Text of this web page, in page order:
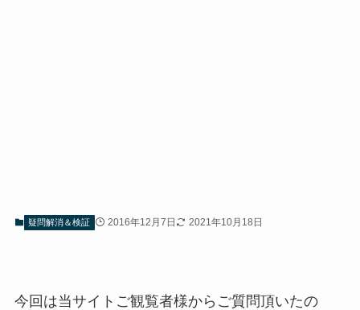
疑問解消＆検証 2016年12月7日 2021年10月18日
今回は当サイトご観覧者様からご質問頂いたの